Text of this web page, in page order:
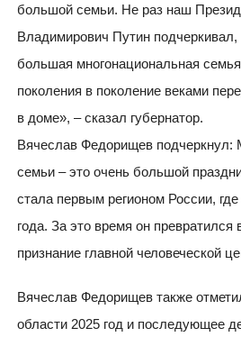
большой семьи. Не раз наш
Владимирович Путин подчеркивал,
большая многонациональная
поколения в поколение веками
в доме», – сказал губернатор.
Вячеслав Федорищев
семьи – это очень большой
стала первым регионом России,
года. За это время он
признание главной человеческой
Вячеслав Федорищев также
области 2025 год и последующее